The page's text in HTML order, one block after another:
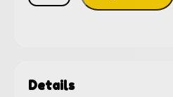
Details